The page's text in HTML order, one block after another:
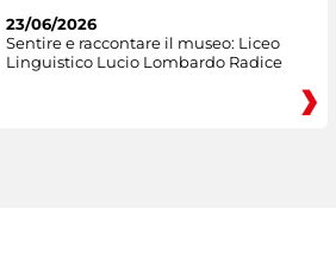
23/06/2026
Sentire e raccontare il museo: Liceo
Linguistico Lucio Lombardo Radice